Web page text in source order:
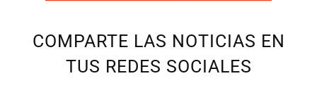
COMPARTE LAS NOTICIAS EN
TUS REDES SOCIALES